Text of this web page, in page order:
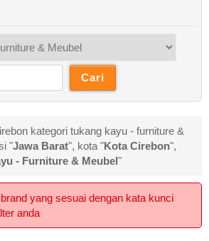
kategori tukang kayu - furniture &
"Jawa Barat", kota "Kota Cirebon",
- Furniture & Meubel"
yang sesuai dengan kata kunci
anda